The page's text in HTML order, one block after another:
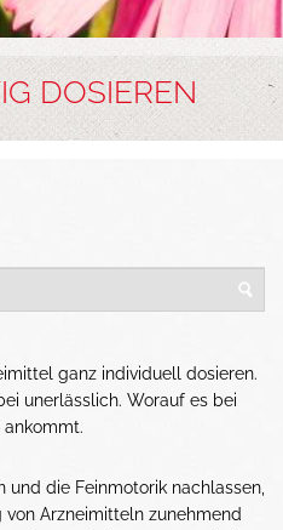
DOSIEREN
ganz individuell dosieren.
unerlässlich. Worauf es bei
die Feinmotorik nachlassen,
Arzneimitteln zunehmend